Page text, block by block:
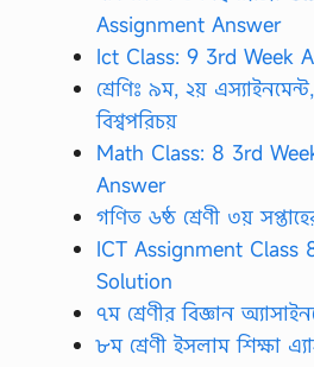
Assignment Answer
Ict Class: 9 3rd Week
শ্রেণিঃ ৯ম, ২য়
বিশ্বপরিচয়
Math Class: 8 3rd
Answer
গণিত ৬ষ্ঠ শ্রেণী ৩য়
ICT Assignment Class
Solution
৭ম শ্রেণীর বিজ্ঞান
৮ম শ্রেণী ইসলাম শিক্ষা